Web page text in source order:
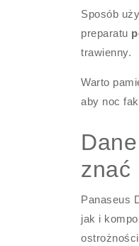
Sposób
preparatu
trawienny.
Warto
aby noc
znać
Panaseus
jak i